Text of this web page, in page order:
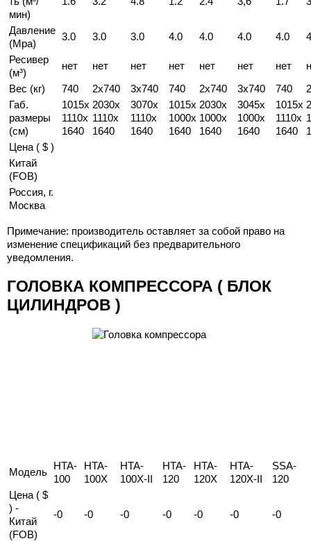
мин)
Давление
(Mpa)
3.0 3.0 3.0 4.0 4.0 4.0 4.0
Ресивер
(м³)
нет нет нет нет нет нет нет
Вес (кг)
740 2x740 3x740 740 2x740 3x740 740
Габ.
размеры
(см)
1015x
1110x
1640
2030x
1110x
1640
3070x
1110x
1640
1015x
1000x
1640
2030x
1000x
1640
3045x
1000x
1640
1015x
1110x
1640
Цена ( $ )
Китай
(FOB)
Россия, г.
Москва
Примечание: производитель оставляет за собой право на
изменение спецификаций без предварительного
уведомления.
ГОЛОВКА КОМПРЕССОРА ( БЛОК
ЦИЛИНДРОВ )
Модель
HTA-
100
HTA-
100X
HTA-
100X-II
HTA-
120
HTA-
120X
HTA-
120X-II
SSA-
120
Цена ( $
) -
Китай
(FOB)
-0 -0 -0 -0 -0 -0 -0